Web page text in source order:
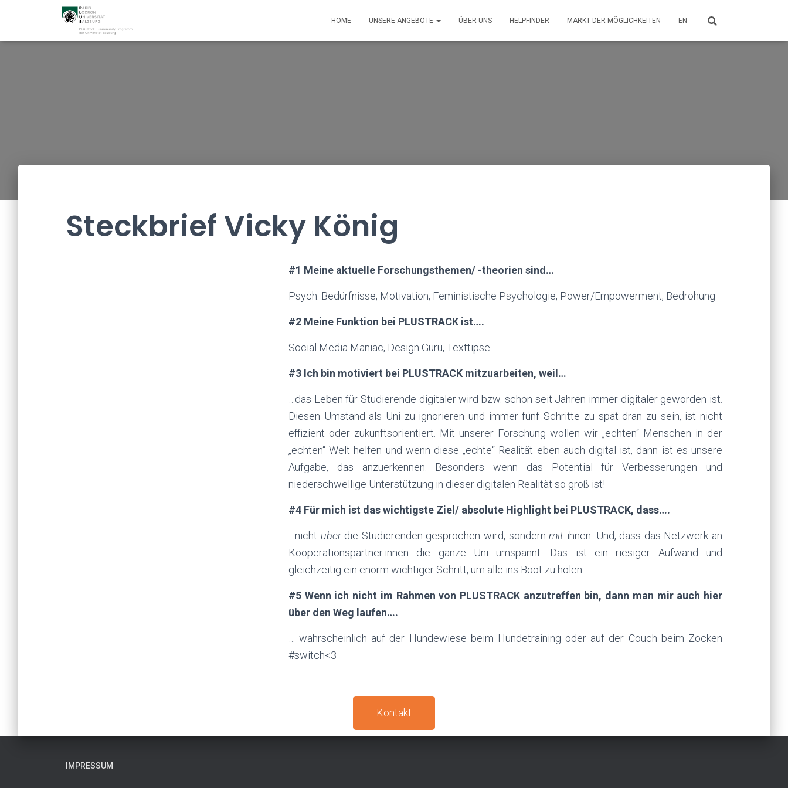
HOME UNSERE ANGEBOTE ÜBER UNS HELPFINDER MARKT DER MÖGLICHKEITEN EN
Steckbrief Vicky König
#1 Meine aktuelle Forschungsthemen/ -theorien sind…
Psych. Bedürfnisse, Motivation, Feministische Psychologie, Power/Empowerment, Bedrohung
#2 Meine Funktion bei PLUSTRACKist….
Social Media Maniac, Design Guru, Texttipse
#3 Ich bin motiviert bei PLUSTRACKmitzuarbeiten, weil…
…das Leben für Studierende digitaler wird bzw. schon seit Jahren immer digitaler geworden ist.
Diesen Umstand als Uni zu ignorieren und immer fünf Schritte zu spät dran zu sein, ist nicht
effizient oder zukunftsorientiert. Mit unserer Forschung wollen wir „echten“ Menschen in der
„echten“ Welt helfen und wenn diese „echte“ Realität eben auch digital ist, dann ist es unsere
Aufgabe, das anzuerkennen. Besonders wenn das Potential für Verbesserungen und
niederschwellige Unterstützung in dieser digitalen Realität so groß ist!
#4 Für mich ist das wichtigste Ziel/ absolute Highlight bei PLUSTRACK, dass….
…nicht überdie Studierenden gesprochen wird, sondernmit ihnen. Und, dass das Netzwerk an
Kooperationspartner:innen die ganze Uni umspannt. Das ist ein riesiger Aufwand und
gleichzeitig ein enorm wichtiger Schritt, um alle ins Boot zu holen.
#5 Wenn ich nicht im Rahmen von PLUSTRACKanzutreffen bin, dann man mir auch hier
über den Weg laufen….
… wahrscheinlich auf der Hundewiese beim Hundetraining oder auf der Couch beim Zocken
#switch<3
Kontakt
IMPRESSUM